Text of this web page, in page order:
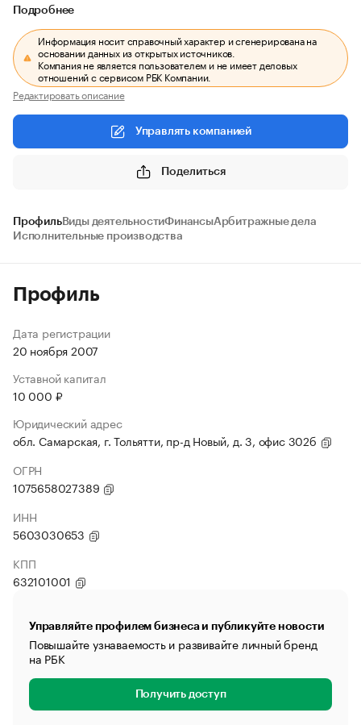
Подробнее
Информация носит справочный характер и сгенерирована на
основании данных из открытых источников.
Компания не является пользователем и не имеет деловых
отношений с сервисом РБК Компании.
Редактировать описание
Управлять компанией
Поделиться
ПрофильВиды деятельностиФинансыАрбитражные дела
Исполнительные производства
Профиль
Дата регистрации
20 ноября 2007
Уставной капитал
10 000 ₽
Юридический адрес
обл. Самарская, г. Тольятти, пр-д Новый, д. 3, офис 302б
ОГРН
1075658027389
ИНН
5603030653
КПП
632101001
Управляйте профилем бизнеса и публикуйте новости
Повышайте узнаваемость и развивайте личный бренд
на РБК
Получить доступ